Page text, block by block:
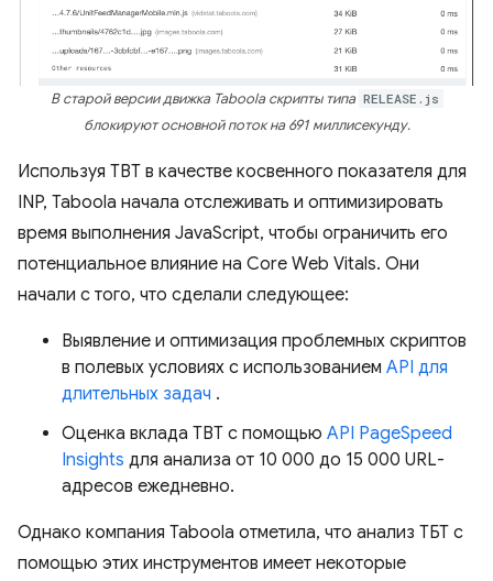
В старой версии движка Taboola скрипты типа RELEASE.js
блокируют основной поток на 691 миллисекунду.
Используя TBT в качестве косвенного показателя для
INP, Taboola начала отслеживать и оптимизировать
время выполнения JavaScript, чтобы ограничить его
потенциальное влияние на Core Web Vitals. Они
начали с того, что сделали следующее:
Выявление и оптимизация проблемных скриптов
в полевых условиях с использованием API для
длительных задач .
Оценка вклада TBT с помощью API PageSpeed ​​
Insights для анализа от 10 000 до 15 000 URL-
адресов ежедневно.
Однако компания Taboola отметила, что анализ ТБТ с
помощью этих инструментов имеет некоторые